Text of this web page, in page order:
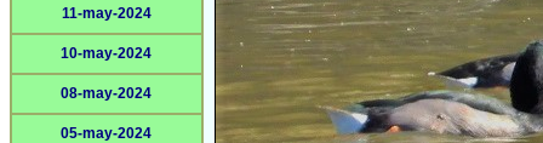
11-may-2024
10-may-2024
08-may-2024
05-may-2024